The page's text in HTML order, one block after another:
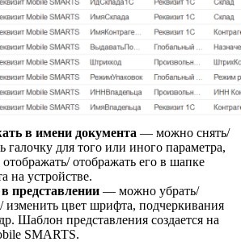
в имени документа — можно снять/
галочку для того или иного параметра,
отображать его в шапке
на устройстве.
представлении — можно убрать/
изменить цвет шрифта, подчеркивания
Шаблон представления создается на
SMARTS.